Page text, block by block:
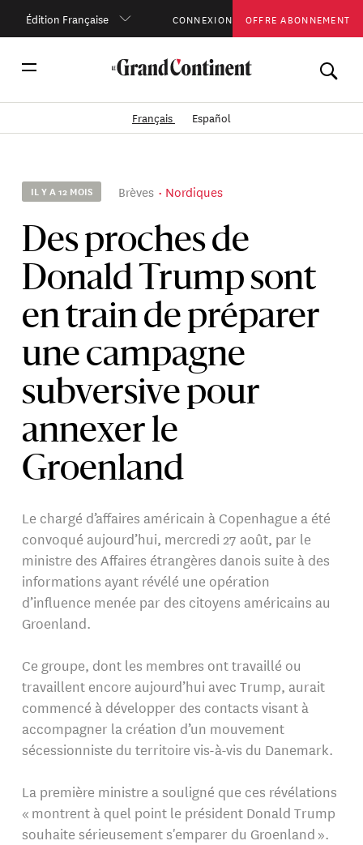
Édition Française CONNEXION OFFRE ABONNEMENT
Français Español
IL Y A 12 MOIS Brèves Nordiques
Des proches de
Donald Trump sont
en train de préparer
une campagne
subversive pour
annexer le
Groenland
Le chargé d’affaires américain à Copenhague a été
convoqué aujourd’hui, mercredi 27 août, par le
ministre des Affaires étrangères danois suite à des
informations ayant révélé une opération
d’influence menée par des citoyens américains au
Groenland.
Ce groupe, dont les membres ont travaillé ou
travaillent encore aujourd’hui avec Trump, aurait
commencé à développer des contacts visant à
accompagner la création d’un mouvement
sécessionniste du territoire vis-à-vis du Danemark.
La première ministre a souligné que ces révélations
« montrent à quel point le président Donald Trump
souhaite sérieusement s'emparer du Groenland ».